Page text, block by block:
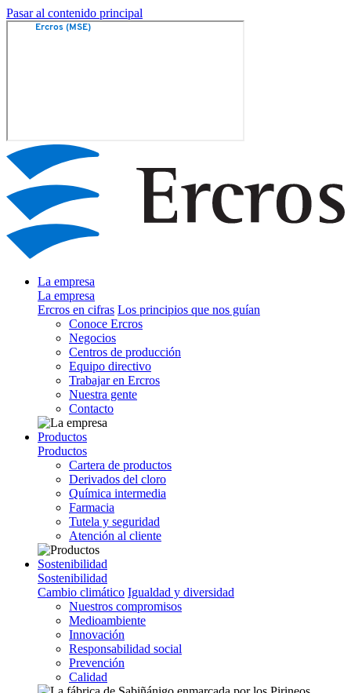
Pasar al contenido principal
La empresa
La empresa
Ercros en cifras Los principios que nos guían
Conoce Ercros
Negocios
Centros de producción
Equipo directivo
Trabajar en Ercros
Nuestra gente
Contacto
Productos
Productos
Cartera de productos
Derivados del cloro
Química intermedia
Farmacia
Tutela y seguridad
Atención al cliente
Sostenibilidad
Sostenibilidad
Cambio climático Igualdad y diversidad
Nuestros compromisos
Medioambiente
Innovación
Responsabilidad social
Prevención
Calidad